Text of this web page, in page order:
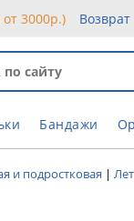
3000р.) Возврат
Бандажи
и подростковая |